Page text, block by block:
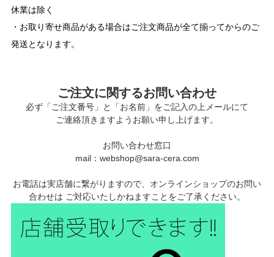
休業は除く
・お取り寄せ商品がある場合はご注文商品が全て揃ってからのご
発送となります。
ご注文に関するお問い合わせ
必ず「ご注文番号」と「お名前」をご記入の上メールにて
ご連絡頂きますようお願い申し上げます。
お問い合わせ窓口
mail：webshop@sara-cera.com
お電話は実店舗に繋がりますので、オンラインショップのお問い
合わせは ご対応いたしかねますことをご了承ください。